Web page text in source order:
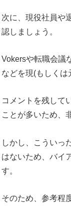
次に、現役社員や
認しましょう。
Vokersや転職会議
などを現(もしくは
コメントを残して
ことが多いため、
しかし、こういっ
はないため、バイ
す。
そのため、参考程